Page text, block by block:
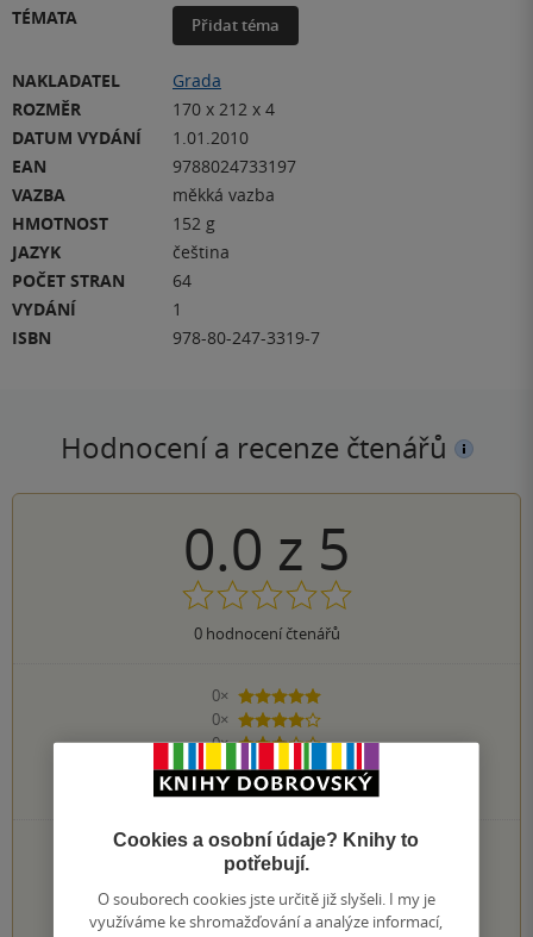
TÉMATA
Přidat téma
NAKLADATEL
Grada
ROZMĚR
170 x 212 x 4
DATUM VYDÁNÍ
1.01.2010
EAN
9788024733197
VAZBA
měkká vazba
HMOTNOST
152 g
JAZYK
čeština
POČET STRAN
64
VYDÁNÍ
1
ISBN
978-80-247-3319-7
Hodnocení a recenze čtenářů
0.0 z 5
0hodnocení čtenářů
0×
5 hvězdiček
0×
4 hvězdičky
0×
3 hvězdičky
0×
2 hvězdičky
0×
1 hvezdička
PŘIDEJTE SVÉ HODNOCENÍ KNIHY
1 2 3 4 5
Cookies a osobní údaje? Knihy to
potřebují.
O souborech cookies jste určitě již slyšeli. I my je
využíváme ke shromažďování a analýze informací,